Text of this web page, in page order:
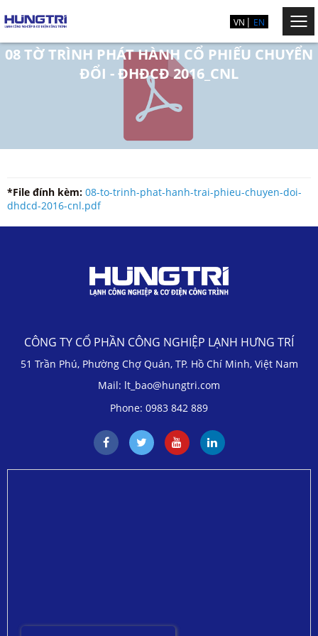
VN EN
08 TỜ TRÌNH PHÁT HÀNH CỔ PHIẾU CHUYỂN
ĐỔI - ĐHĐCĐ 2016_CNL
*File đính kèm: 08-to-trinh-phat-hanh-trai-phieu-chuyen-doi-
dhdcd-2016-cnl.pdf
CÔNG TY CỔ PHẦN CÔNG NGHIỆP LẠNH HƯNG TRÍ
51 Trần Phú, Phường Chợ Quán, TP. Hồ Chí Minh, Việt Nam
Mail: lt_bao@hungtri.com
Phone: 0983 842 889